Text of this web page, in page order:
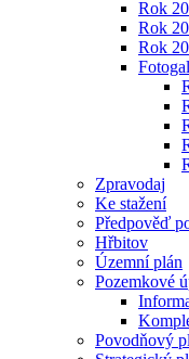
Rok
Rok
Rok
Zpravodaj
Ke stažení
Předpověď
Hřbitov
Územní plán
Pozemkové
Povodňový